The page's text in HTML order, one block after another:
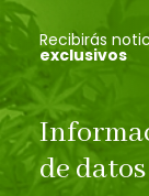
Recibirás
exclusivos
de datos